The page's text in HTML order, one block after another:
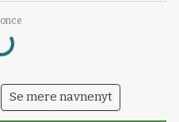
Se mere navnenyt